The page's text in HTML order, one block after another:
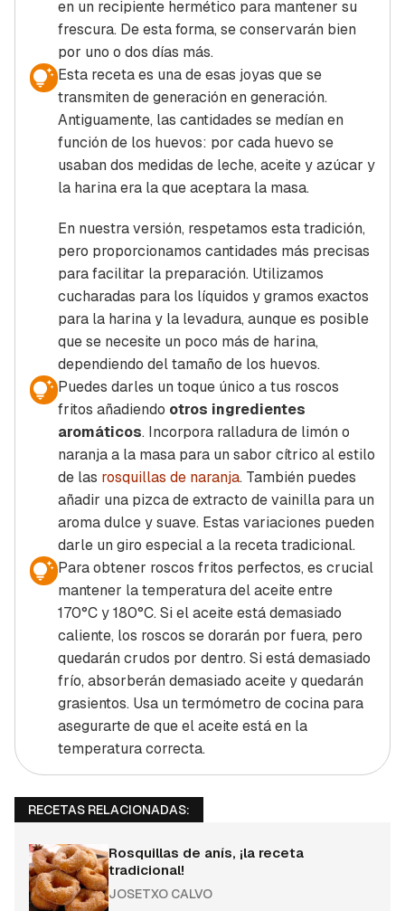
en un recipiente hermético para mantener su
frescura. De esta forma, se conservarán bien
por uno o dos días más.
Esta receta es una de esas joyas que se
transmiten de generación en generación.
Antiguamente, las cantidades se medían en
función de los huevos: por cada huevo se
usaban dos medidas de leche, aceite y azúcar y
la harina era la que aceptara la masa.
En nuestra versión, respetamos esta tradición,
pero proporcionamos cantidades más precisas
para facilitar la preparación. Utilizamos
cucharadas para los líquidos y gramos exactos
para la harina y la levadura, aunque es posible
que se necesite un poco más de harina,
dependiendo del tamaño de los huevos.
Puedes darles un toque único a tus roscos
fritos añadiendo otros ingredientes
aromáticos. Incorpora ralladura de limón o
naranja a la masa para un sabor cítrico al estilo
de las rosquillas de naranja. También puedes
añadir una pizca de extracto de vainilla para un
aroma dulce y suave. Estas variaciones pueden
darle un giro especial a la receta tradicional.
Para obtener roscos fritos perfectos, es crucial
mantener la temperatura del aceite entre
170°C y 180°C. Si el aceite está demasiado
caliente, los roscos se dorarán por fuera, pero
quedarán crudos por dentro. Si está demasiado
frío, absorberán demasiado aceite y quedarán
grasientos. Usa un termómetro de cocina para
asegurarte de que el aceite está en la
temperatura correcta.
RECETAS RELACIONADAS:
Rosquillas de anís, ¡la receta
tradicional!
JOSETXO CALVO